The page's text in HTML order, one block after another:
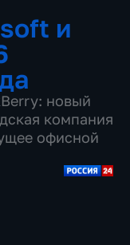
и
новый
компания
офисной